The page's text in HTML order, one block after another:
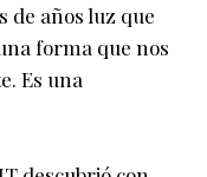
de años luz que
forma que nos
Es una